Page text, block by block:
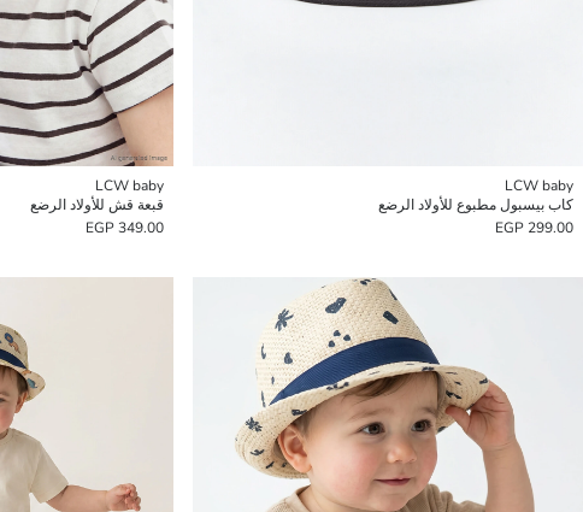
LCW baby
كاب بيسبول مطبوع للأولاد الرضع
299.00 EGP
LCW baby
قبعة قش للأولاد الرضع
349.00 EGP